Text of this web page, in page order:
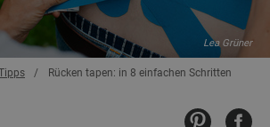
Lea Grüner
Rücken tapen: in 8 einfachen Schritten